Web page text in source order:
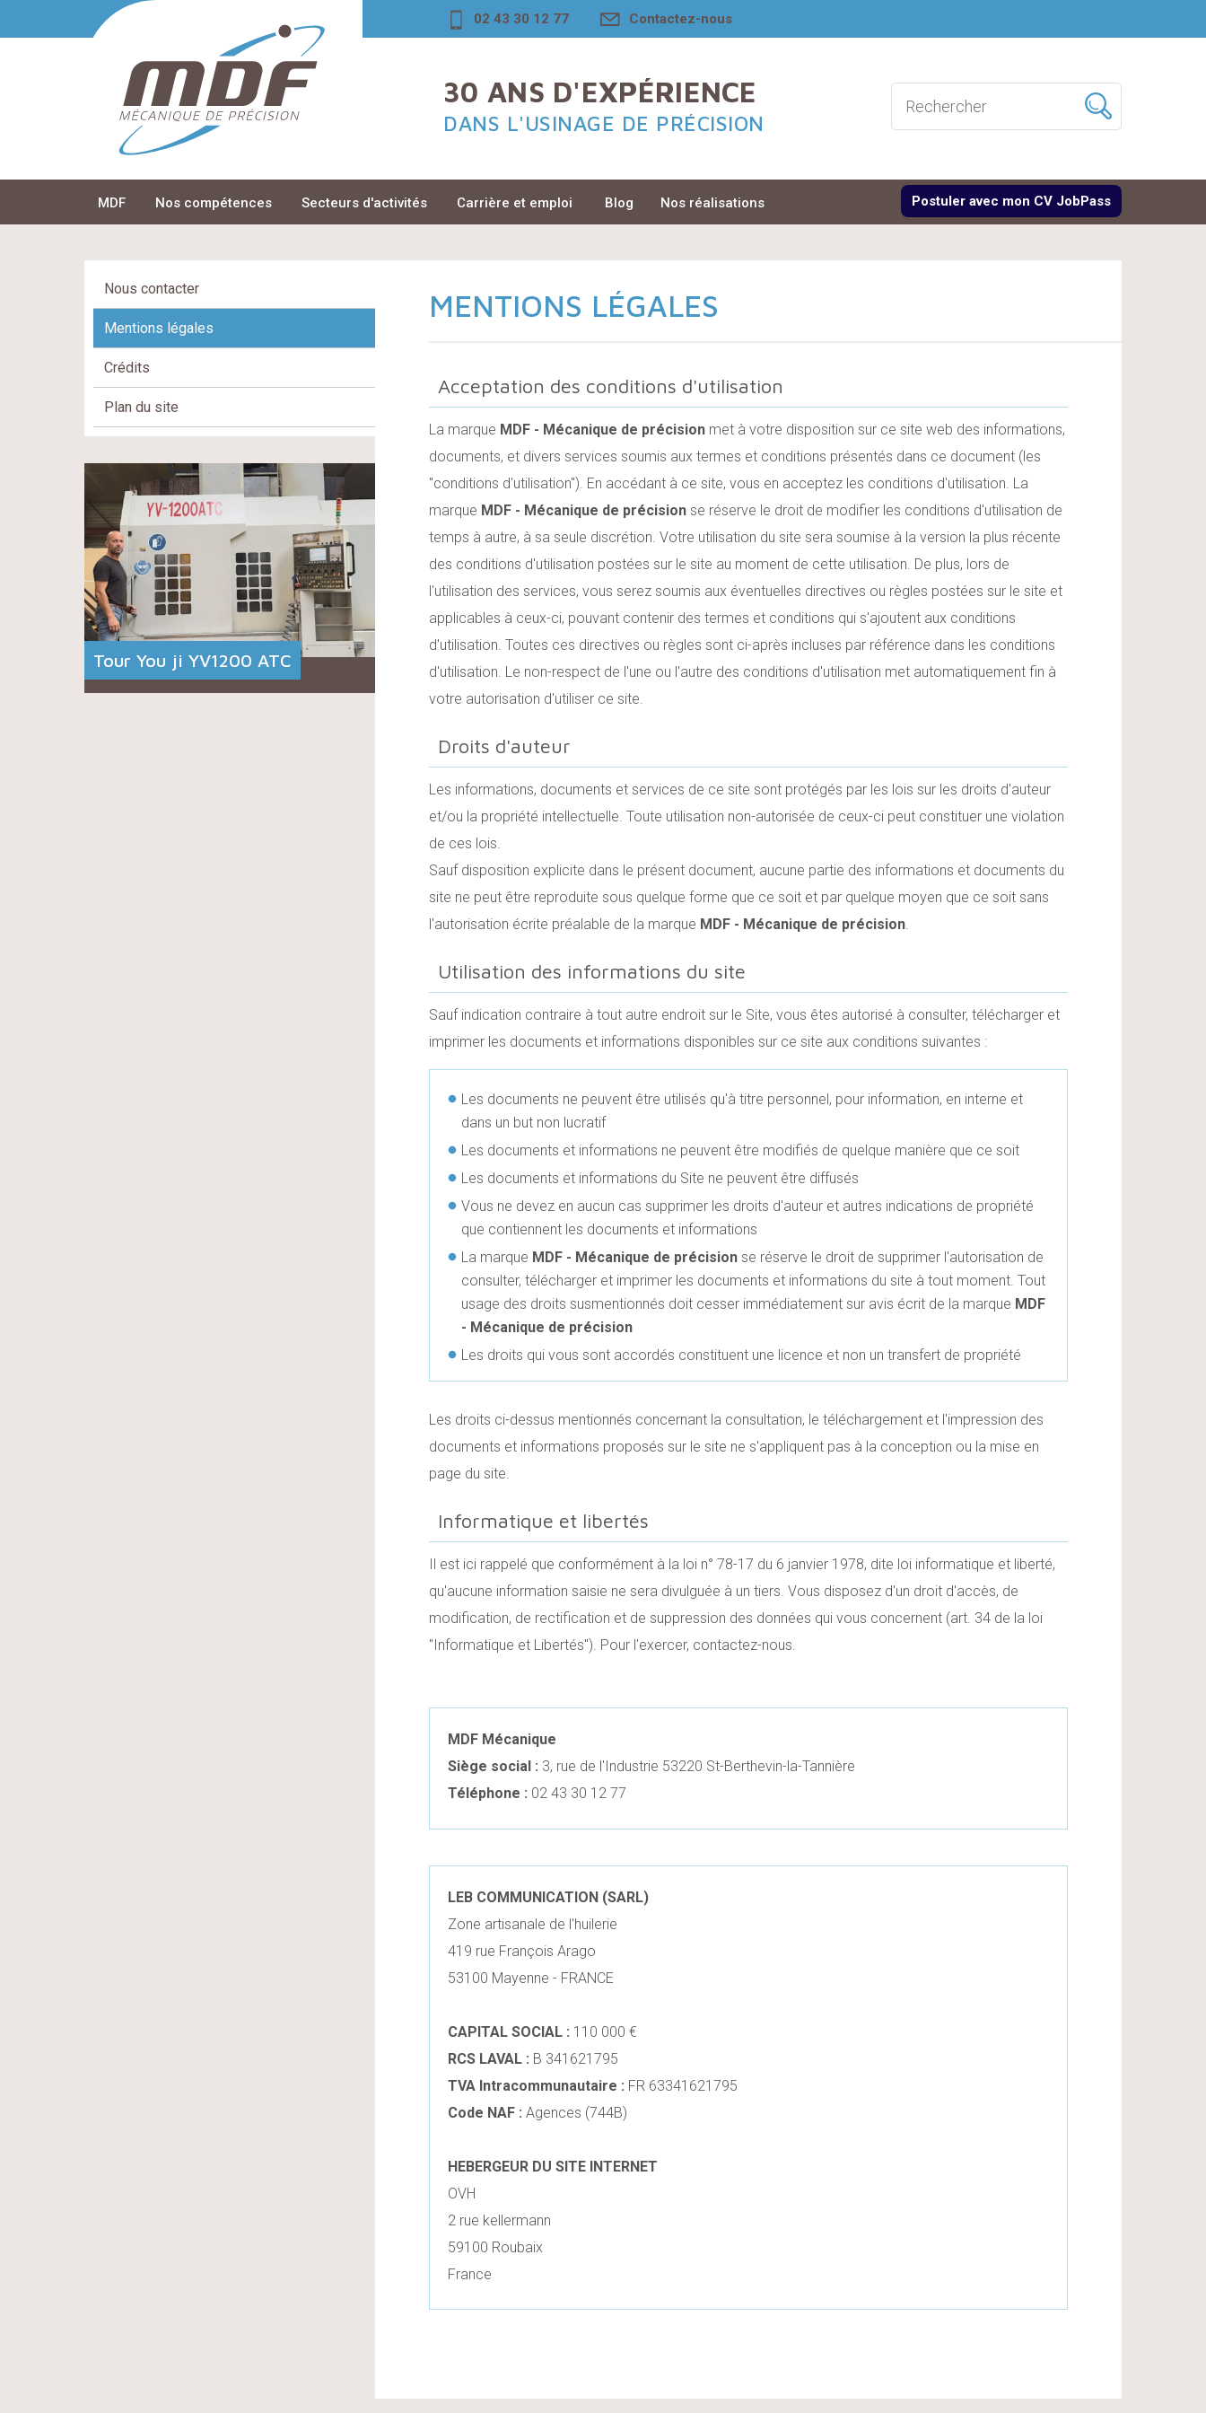
02 43 30 12 77 Contactez-nous
30 ANS D'EXPÉRIENCE
DANS L'USINAGE DE PRÉCISION
MDF Nos compétences Secteurs d'activités Carrière et emploi Blog Nos réalisations Postuler avec mon CV JobPass
MENTIONS LÉGALES
Acceptation des conditions d'utilisation
La marque MDF - Mécanique de précisionmet à votre disposition sur ce site web des informations,
documents, et divers services soumis aux termes et conditions présentés dans ce document (les
"conditions d'utilisation"). En accédant à ce site, vous en acceptez les conditions d'utilisation. La
marque MDF - Mécanique de précisionse réserve le droit de modifier les conditions d'utilisation de
temps à autre, à sa seule discrétion. Votre utilisation du site sera soumise à la version la plus récente
des conditions d'utilisation postées sur le site au moment de cette utilisation. De plus, lors de
l'utilisation des services, vous serez soumis aux éventuelles directives ou règles postées sur le site et
applicables à ceux-ci, pouvant contenir des termes et conditions qui s'ajoutent aux conditions
d'utilisation. Toutes ces directives ou règles sont ci-après incluses par référence dans les conditions
d'utilisation. Le non-respect de l'une ou l'autre des conditions d'utilisation met automatiquement fin à
votre autorisation d'utiliser ce site.
Droits d'auteur
Les informations, documents et services de ce site sont protégés par les lois sur les droits d'auteur
et/ou la propriété intellectuelle. Toute utilisation non-autorisée de ceux-ci peut constituer une violation
de ces lois.
Sauf disposition explicite dans le présent document, aucune partie des informations et documents du
site ne peut être reproduite sous quelque forme que ce soit et par quelque moyen que ce soit sans
l'autorisation écrite préalable de la marque MDF - Mécanique de précision.
Utilisation des informations du site
Sauf indication contraire à tout autre endroit sur le Site, vous êtes autorisé à consulter, télécharger et
imprimer les documents et informations disponibles sur ce site aux conditions suivantes :
Les documents ne peuvent être utilisés qu'à titre personnel, pour information, en interne et
dans un but non lucratif
Les documents et informations ne peuvent être modifiés de quelque manière que ce soit
Les documents et informations du Site ne peuvent être diffusés
Vous ne devez en aucun cas supprimer les droits d'auteur et autres indications de propriété
que contiennent les documents et informations
La marque MDF - Mécanique de précisionse réserve le droit de supprimer l'autorisation de
consulter, télécharger et imprimer les documents et informations du site à tout moment. Tout
usage des droits susmentionnés doit cesser immédiatement sur avis écrit de la marque MDF
- Mécanique de précision
Les droits qui vous sont accordés constituent une licence et non un transfert de propriété
Les droits ci-dessus mentionnés concernant la consultation, le téléchargement et l'impression des
documents et informations proposés sur le site ne s'appliquent pas à la conception ou la mise en
page du site.
Informatique et libertés
Il est ici rappelé que conformément à la loi n° 78-17 du 6 janvier 1978, dite loi informatique et liberté,
qu'aucune information saisie ne sera divulguée à un tiers. Vous disposez d'un droit d'accès, de
modification, de rectification et de suppression des données qui vous concernent (art. 34 de la loi
"Informatique et Libertés"). Pour l'exercer, contactez-nous.
MDF Mécanique
Siège social : 3, rue de l'Industrie 53220 St-Berthevin-la-Tannière
Téléphone : 02 43 30 12 77
LEB COMMUNICATION (SARL)
Zone artisanale de l'huilerie
419 rue François Arago
53100 Mayenne - FRANCE
CAPITAL SOCIAL : 110 000 €
RCS LAVAL : B 341621795
TVA Intracommunautaire : FR 63341621795
Code NAF : Agences (744B)
HEBERGEUR DU SITE INTERNET
OVH
2 rue kellermann
59100 Roubaix
France
Nous contacter
Mentions légales
Crédits
Plan du site
Tour You ji YV1200 ATC